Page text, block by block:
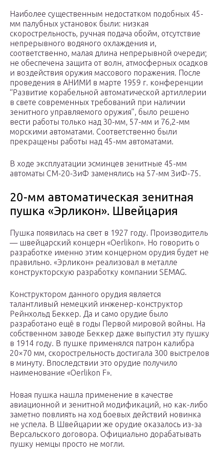
Наиболее существенным недостатком подобных 45-
мм палубных установок были: низкая
скорострельность, ручная подача обойм, отсутствие
непрерывного водяного охлаждения и,
соответственно, малая длина непрерывной очереди;
не обеспечена защита от волн, атмосферных осадков
и воздействия оружия массового поражения. После
проведения в АНИМИ в марте 1959 г. конференции
“Развитие корабельной автоматической артиллерии
в свете современных требований при наличии
зенитного управляемого оружия”, было решено
вести работы только над 30-мм, 57-мм и 76,2-мм
морскими автоматами. Соответственно были
прекращены работы над 45-мм автоматами.
В ходе эксплуатации эсминцев зенитные 45-мм
автоматы СМ-20-ЗиФ заменялись на 57-мм ЗиФ-75.
20-мм автоматическая зенитная
пушка «Эрликон». Швейцария
Пушка появилась на свет в 1927 году. Производитель
— швейцарский концерн «Oerlikon». Но говорить о
разработке именно этим концерном орудия будет не
правильно. «Эрликон» реализовал в металле
конструкторскую разработку компании SEMAG.
Конструктором данного орудия является
талантливый немецкий инженер-конструктор
Рейнхольд Беккер. Да и само орудие было
разработано ещё в годы Первой мировой войны. На
собственном заводе Беккер даже выпустил эту пушку
в 1914 году. В пушке применялся патрон калибра
20×70 мм, скорострельность достигала 300 выстрелов
в минуту. Впоследствии это орудие получило
наименование «Oerlikon F».
Новая пушка нашла применение в качестве
авиационной и зенитной модификаций, но как-либо
заметно повлиять на ход боевых действий новинка
не успела. В Швейцарии же орудие оказалось из-за
Версальского договора. Официально дорабатывать
пушку немцы просто не могли.